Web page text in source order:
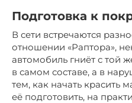
Подготовка к
В сети встречаются
отношении «Раптора»,
автомобиль гниёт с той
в самом составе, а в
тем, как начать красить
её подготовить, на